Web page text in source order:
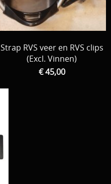
Strap RVS veer en RVS clips
(Excl. Vinnen)
€ 45,00